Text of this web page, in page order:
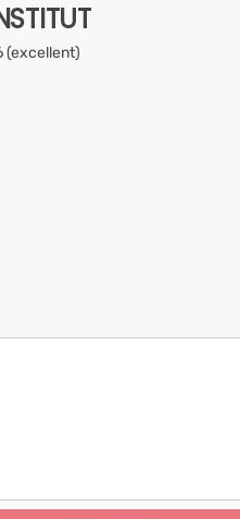
(excellent)